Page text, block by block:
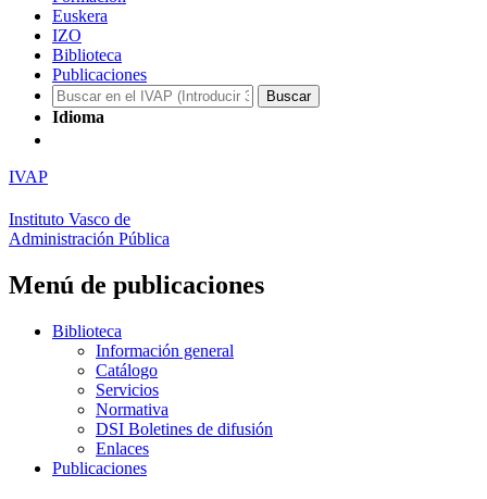
Euskera
IZO
Biblioteca
Publicaciones
Idioma
IVAP
Instituto Vasco de
Administración Pública
Menú de publicaciones
Biblioteca
Información general
Catálogo
Servicios
Normativa
DSI Boletines de difusión
Enlaces
Publicaciones